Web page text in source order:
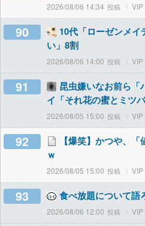
2026/08/06 14:34 VIP
90
10代「ローゼンメ
い」8割
2026/08/06 14:00 VIP
91
昆虫嫌いなお前ら「
イ「それ花の蜜とミツ
2026/08/05 15:00 VIP
92
【爆笑】かつや、
ｗ
2026/08/05 15:00 VIP
93 食べ放題について語
2026/08/06 12:00 VIP